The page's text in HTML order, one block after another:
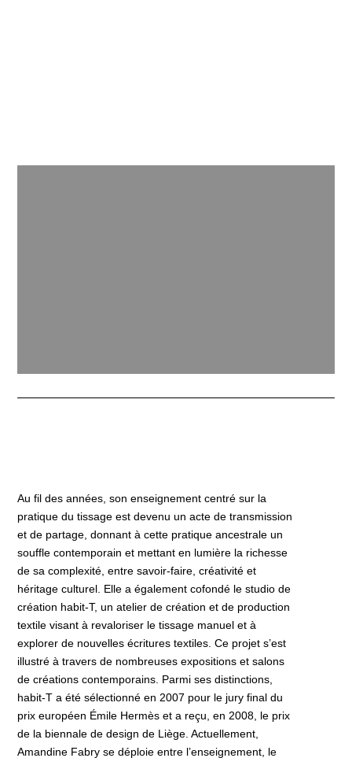
Au fil des années, son enseignement centré sur la
pratique du tissage est devenu un acte de transmission
et de partage, donnant à cette pratique ancestrale un
souffle contemporain et mettant en lumière la richesse
de sa complexité, entre savoir-faire, créativité et
héritage culturel. Elle a également cofondé le studio de
création habit-T, un atelier de création et de production
textile visant à revaloriser le tissage manuel et à
explorer de nouvelles écritures textiles. Ce projet s’est
illustré à travers de nombreuses expositions et salons
de créations contemporains. Parmi ses distinctions,
habit-T a été sélectionné en 2007 pour le jury final du
prix européen Émile Hermès et a reçu, en 2008, le prix
de la biennale de design de Liège. Actuellement,
Amandine Fabry se déploie entre l’enseignement, le